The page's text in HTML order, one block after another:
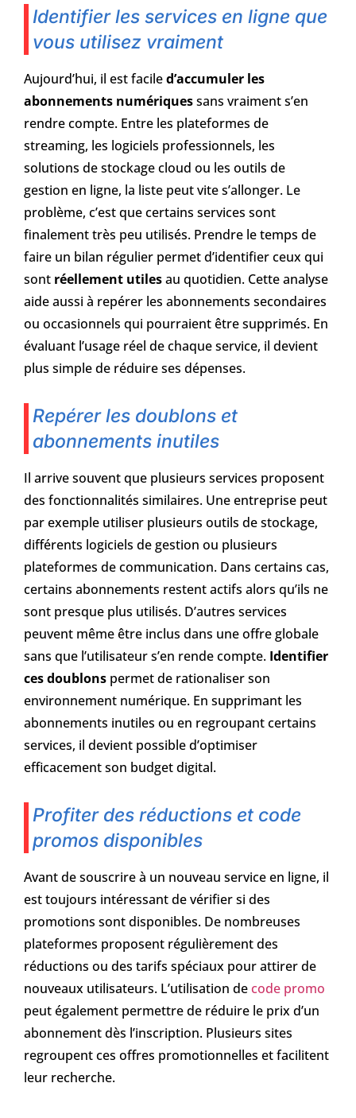
Identifier les services en ligne que
vous utilisez vraiment
Aujourd’hui, il est faciled’accumuler les
abonnements numériquessans vraiment s’en
rendre compte. Entre les plateformes de
streaming, les logiciels professionnels, les
solutions de stockage cloud ou les outils de
gestion en ligne, la liste peut vite s’allonger. Le
problème, c’est que certains services sont
finalement très peu utilisés. Prendre le temps de
faire un bilan régulier permet d’identifier ceux qui
sont réellement utilesau quotidien. Cette analyse
aide aussi à repérer les abonnements secondaires
ou occasionnels qui pourraient être supprimés. En
évaluant l’usage réel de chaque service, il devient
plus simple de réduire ses dépenses.
Repérer les doublons et
abonnements inutiles
Il arrive souvent que plusieurs services proposent
des fonctionnalités similaires. Une entreprise peut
par exemple utiliser plusieurs outils de stockage,
différents logiciels de gestion ou plusieurs
plateformes de communication. Dans certains cas,
certains abonnements restent actifs alors qu’ils ne
sont presque plus utilisés. D’autres services
peuvent même être inclus dans une offre globale
sans que l’utilisateur s’en rende compte. Identifier
ces doublons permet de rationaliser son
environnement numérique. En supprimant les
abonnements inutiles ou en regroupant certains
services, il devient possible d’optimiser
efficacement son budget digital.
Profiter des réductions et code
promos disponibles
Avant de souscrire à un nouveau service en ligne, il
est toujours intéressant de vérifier si des
promotions sont disponibles. De nombreuses
plateformes proposent régulièrement des
réductions ou des tarifs spéciaux pour attirer de
nouveaux utilisateurs. L’utilisation decode promo
peut également permettre de réduire le prix d’un
abonnement dès l’inscription. Plusieurs sites
regroupent ces offres promotionnelles et facilitent
leur recherche.